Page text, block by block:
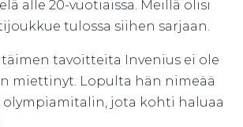
alle 20-vuotiaissa. Meillä olisi
tulossa siihen sarjaan.
tavoitteita Invenius ei ole
miettinyt. Lopulta hän nimeää
jota kohti haluaa